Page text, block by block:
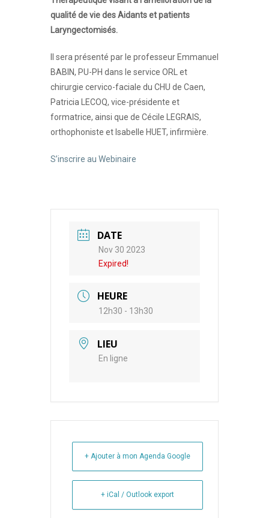
qualité de vie des Aidants et patients
Laryngectomisés.
Il sera présenté par le professeur Emmanuel
BABIN, PU-PH dans le service ORL et
chirurgie cervico-faciale du CHU de Caen,
Patricia LECOQ, vice-présidente et
formatrice, ainsi que de Cécile LEGRAIS,
orthophoniste et Isabelle HUET, infirmière.
S’inscrire au Webinaire
DATE
Nov 30 2023
Expired!
HEURE
12h30 - 13h30
LIEU
En ligne
+ Ajouter à mon Agenda Google
+ iCal / Outlook export